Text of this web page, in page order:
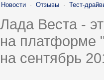
Новости · Отзывы · Тест-
Лада Веста -
на платформе
на сентябрь